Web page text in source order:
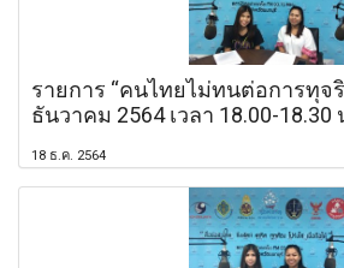
รายการ “คนไทยไม่ทนต่อการทุจริ
ธันวาคม 2564 เวลา 18.00-18.30
18 ธ.ค. 2564